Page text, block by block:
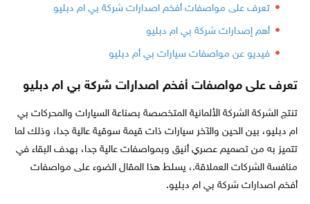
تعرف على مواصفات أفخم اصدارات شركة بي ام دبليو
أهم إصدارات شركة بي ام دبليو
فيديو عن مواصفات سيارات بي أم دبليو
تعرف على مواصفات أفخم اصدارات شركة بي ام دبليو
تنتج الشركة الشركة الألمانية المتخصصة بصناعة السيارات والمحركات بي
ام دبليو، بين الحين والآخر سيارات ذات قيمة سوقية عالية جدا، وذلك لما
تتميز به من تصميم عصري أنيق وبمواصفات عالية جدا، بهدف البقاء في
منافسة الشركات العملاقة.، يسلط هذا المقال الضوء على مواصفات
أفخم اصدارات شركة بي ام دبليو.